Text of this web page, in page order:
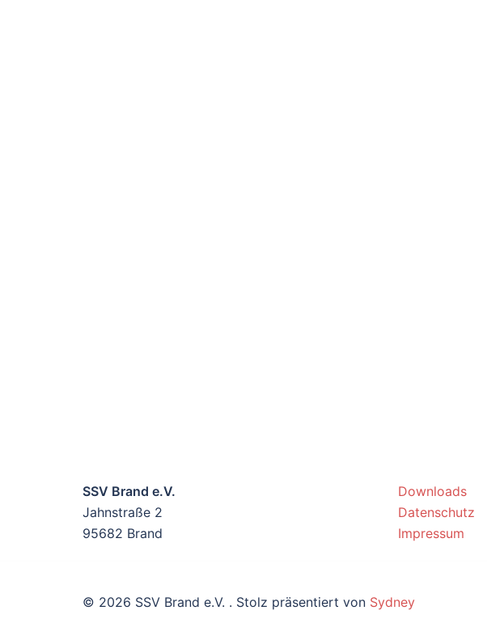
SSV Brand e.V.
Jahnstraße 2
95682 Brand
Downloads
Datenschutz
Impressum
© 2026 SSV Brand e.V. . Stolz präsentiert von Sydney